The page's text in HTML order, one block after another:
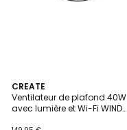
CREATE
Ventilateur de plafond 40W
avec lumière et Wi-Fi WIND